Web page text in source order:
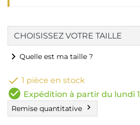
chevron_right Quelle est ma taille ?
 1 pièce en stock
check_circle Expédition à partir du lundi
Remise quantitative chevron_right